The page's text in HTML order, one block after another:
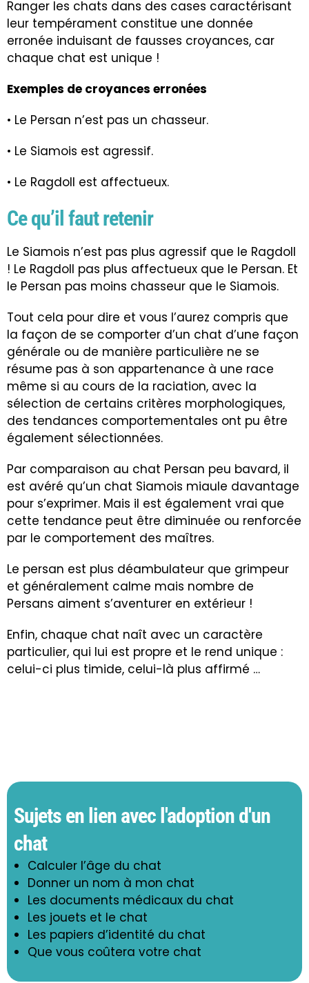
Ranger les chats dans des cases caractérisant
leur tempérament constitue une donnée
erronée induisant de fausses croyances, car
chaque chat est unique !
Exemples de croyances erronées
• Le Persan n’est pas un chasseur.
• Le Siamois est agressif.
• Le Ragdoll est affectueux.
Ce qu’il faut retenir
Le Siamois n’est pas plus agressif que le Ragdoll
! Le Ragdoll pas plus affectueux que le Persan. Et
le Persan pas moins chasseur que le Siamois.
Tout cela pour dire et vous l’aurez compris que
la façon de se comporter d’un chat d’une façon
générale ou de manière particulière ne se
résume pas à son appartenance à une race
même si au cours de la raciation, avec la
sélection de certains critères morphologiques,
des tendances comportementales ont pu être
également sélectionnées.
Par comparaison au chat Persan peu bavard, il
est avéré qu’un chat Siamois miaule davantage
pour s’exprimer. Mais il est également vrai que
cette tendance peut être diminuée ou renforcée
par le comportement des maîtres.
Le persan est plus déambulateur que grimpeur
et généralement calme mais nombre de
Persans aiment s’aventurer en extérieur !
Enfin, chaque chat naît avec un caractère
particulier, qui lui est propre et le rend unique :
celui-ci plus timide, celui-là plus affirmé …
Sujets en lien avec l'adoption d'un
chat
Calculer l’âge du chat
Donner un nom à mon chat
Les documents médicaux du chat
Les jouets et le chat
Les papiers d’identité du chat
Que vous coûtera votre chat